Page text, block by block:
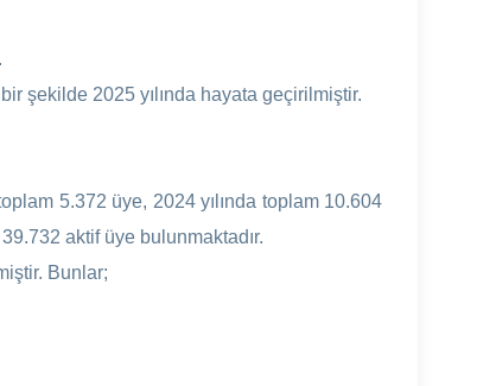
şekilde 2025 yılında hayata geçirilmiştir.
5.372 üye, 2024 yılında toplam 10.604
aktif üye bulunmaktadır.
Bunlar;